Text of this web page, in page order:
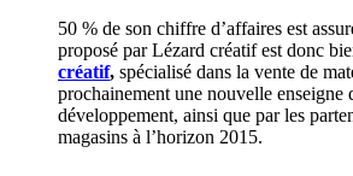
50 % de son chiffre d’affaires est
proposé par Lézard créatif est donc
créatif, spécialisé dans la vente de
prochainement une nouvelle enseigne
développement, ainsi que par les
magasins à l’horizon 2015.